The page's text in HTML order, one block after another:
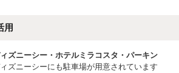
用
ィズニーシー・ホテルミラコスタ・パーキン
ズニーシーにも駐車場が用意されています